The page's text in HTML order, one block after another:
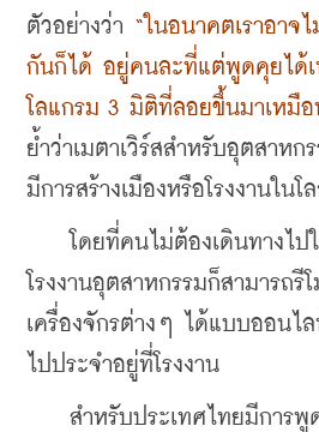
ตัวอย่างว่า “ในอนาคตเราอาจ
กันก็ได้ อยู่คนละที่แต่พูดคุยได้
โลแกรม 3 มิติที่ลอยขึ้นมาเหมือ
ย้ำว่าเมตาเวิร์สสำหรับอุตสาหก
มีการสร้างเมืองหรือโรงงานใน
โดยที่คนไม่ต้องเดินทางไปใ
โรงงานอุตสาหกรรมก็สามารถรี
เครื่องจักรต่างๆ ได้แบบออนไ
ไปประจำอยู่ที่โรงงาน
สำหรับประเทศไทยมีการพูด